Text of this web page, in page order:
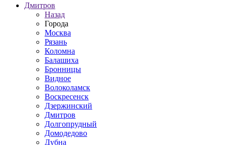
Дмитров
Назад
Города
Москва
Рязань
Коломна
Балашиха
Бронницы
Видное
Волоколамск
Воскресенск
Дзержинский
Дмитров
Долгопрудный
Домодедово
Дубна